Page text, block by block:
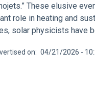
These elusive
role in heating and
solar physicists have
on 04/21/2026 -